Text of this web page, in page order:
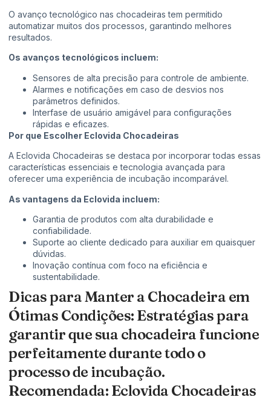
O avanço tecnológico nas chocadeiras tem permitido
automatizar muitos dos processos, garantindo melhores
resultados.
Os avanços tecnológicos incluem:
Sensores de alta precisão para controle de ambiente.
Alarmes e notificações em caso de desvios nos
parâmetros definidos.
Interfase de usuário amigável para configurações
rápidas e eficazes.
Por que Escolher Eclovida Chocadeiras
A Eclovida Chocadeiras se destaca por incorporar todas essas
características essenciais e tecnologia avançada para
oferecer uma experiência de incubação incomparável.
As vantagens da Eclovida incluem:
Garantia de produtos com alta durabilidade e
confiabilidade.
Suporte ao cliente dedicado para auxiliar em quaisquer
dúvidas.
Inovação contínua com foco na eficiência e
sustentabilidade.
Dicas para Manter a Chocadeira em
Ótimas Condições: Estratégias para
garantir que sua chocadeira funcione
perfeitamente durante todo o
processo de incubação.
Recomendada: Eclovida Chocadeiras